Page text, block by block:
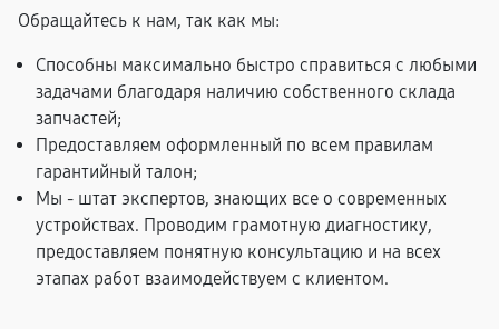
Обращайтесь к нам, так как мы:
Способны максимально быстро справиться с любыми
задачами благодаря наличию собственного склада
запчастей;
Предоставляем оформленный по всем правилам
гарантийный талон;
Мы - штат экспертов, знающих все о современных
устройствах. Проводим грамотную диагностику,
предоставляем понятную консультацию и на всех
этапах работ взаимодействуем с клиентом.